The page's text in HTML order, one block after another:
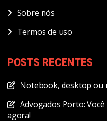
Sobre nós
Termos de uso
POSTS RECENTES
Notebook, desktop ou
Advogados Porto:
agora!